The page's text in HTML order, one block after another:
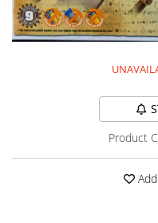
Jucarii si jocuri exterior
Kituri constructie si
Machete auto Diecast
Masini, trenuri, avioane
Organizatoare
Product